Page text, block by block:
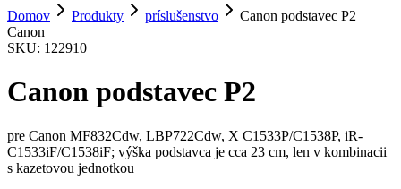
Domov Produkty príslušenstvo
Canon podstavec P2
Canon
SKU: 122910
Canon podstavec P2
pre Canon MF832Cdw, LBP722Cdw, X C1533P/C1538P, iR-
C1533iF/C1538iF; výška podstavca je cca 23 cm, len v kombinacii
s kazetovou jednotkou